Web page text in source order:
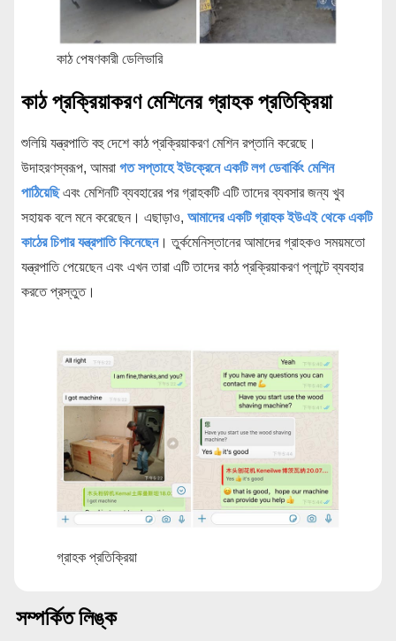
কাঠ পেষণকারী ডেলিভারি
কাঠ প্রক্রিয়াকরণ মেশিনের গ্রাহক প্রতিক্রিয়া
শুলিয়ি যন্ত্রপাতি বহু দেশে কাঠ প্রক্রিয়াকরণ মেশিন রপ্তানি করেছে।
উদাহরণস্বরূপ, আমরা গত সপ্তাহে ইউক্রেনে একটি লগ ডেবার্কিং মেশিন
পাঠিয়েছিএবং মেশিনটি ব্যবহারের পর গ্রাহকটি এটি তাদের ব্যবসার জন্য খুব
সহায়ক বলে মনে করেছেন। এছাড়াও, আমাদের একটি গ্রাহক ইউএই থেকে একটি
কাঠের চিপার যন্ত্রপাতি কিনেছেন। তুর্কমেনিস্তানের আমাদের গ্রাহকও সময়মতো
যন্ত্রপাতি পেয়েছেন এবং এখন তারা এটি তাদের কাঠ প্রক্রিয়াকরণ প্লান্টে ব্যবহার
করতে প্রস্তুত।
গ্রাহক প্রতিক্রিয়া
সম্পর্কিত লিঙ্ক